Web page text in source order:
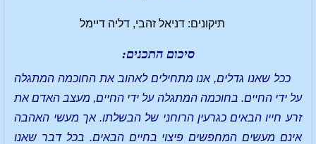
תיקונים: דניאל זהבי, דליה דיימל
סיכום התכנים:
ככל שאנו גדלים, אנו מתחילים לאהוב את החוכמה המתגלה
על ידי החיים. בחוכמה המתגלה על ידי החיים, מעצב האדם את
זרע חייו הבאים כגרעין הרוחני של הבשלתו. אך מעשי האהבה
אינם מעשים המחפשים פיצוי בחיים הבאים. בכל דבר שאנו